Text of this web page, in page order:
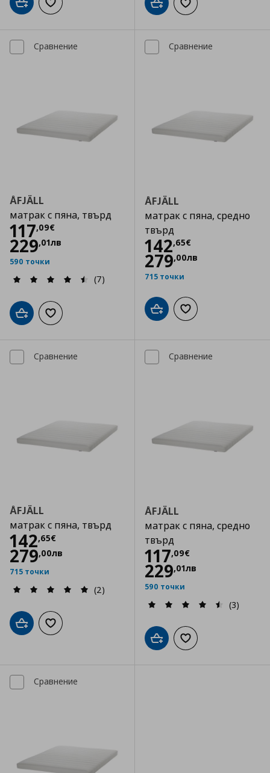
Добави в кошницата
Добави към списъка с любимиДобави в кошницата
Добави към
Сравнение
ÅFJÄLL
матрак с пяна, твърд
117,09€
Цена
229,01лв
590 точки
(7)
Добави в кошницата
Добави към списъка с любими
Сравнение
ÅFJÄLL
матрак с пяна, средно
твърд
142,65€
Цена
279,00лв
715 точки
Добави в кошницата
Добави към
Сравнение
ÅFJÄLL
матрак с пяна, твърд
142,65€
Цена
279,00лв
715 точки
(2)
Добави в кошницата
Добави към списъка с любими
Сравнение
ÅFJÄLL
матрак с пяна, средно
твърд
117,09€
Цена
229,01лв
590 точки
(3)
Добави в кошницата
Добави към
Сравнение